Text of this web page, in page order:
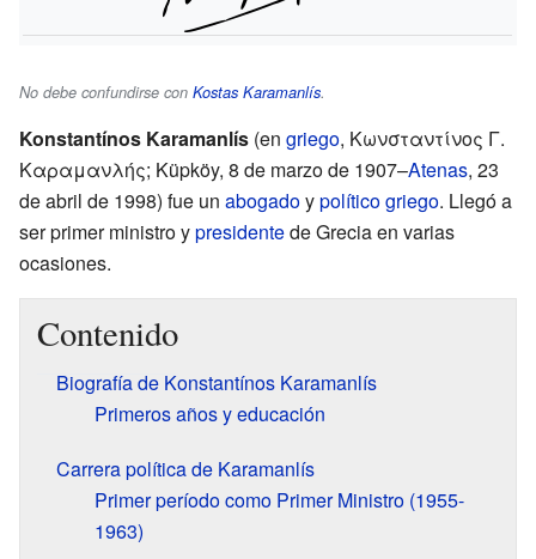
No debe confundirse con Kostas Karamanlís.
Konstantínos Karamanlís (en griego, Κωνσταντίνος Γ.
Καραμανλής; Küpköy, 8 de marzo de 1907–Atenas, 23
de abril de 1998) fue un abogadoypolíticogriego. Llegó a
ser primer ministro ypresidentede Grecia en varias
ocasiones.
Contenido
Biografía de Konstantínos Karamanlís
Primeros años y educación
Carrera política de Karamanlís
Primer período como Primer Ministro (1955-
1963)